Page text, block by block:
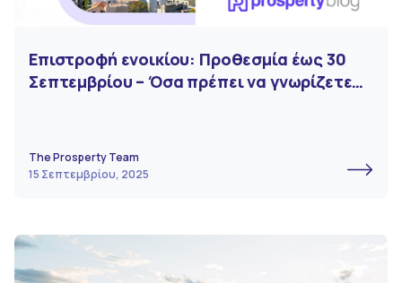
Επιστροφή ενοικίου: Προθεσμία έως 30
Σεπτεμβρίου – Όσα πρέπει να γνωρίζετε
The Prosperty Team
15 Σεπτεμβρίου, 2025